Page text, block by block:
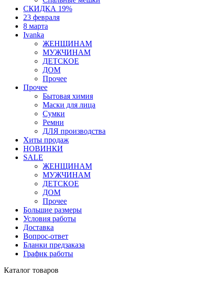
СКИДКА 19%
23 февраля
8 марта
Ivanka
ЖЕНЩИНАМ
МУЖЧИНАМ
ДЕТСКОЕ
ДОМ
Прочее
Прочее
Бытовая химия
Маски для лица
Сумки
Ремни
ДЛЯ производства
Хиты продаж
НОВИНКИ
SALE
ЖЕНЩИНАМ
МУЖЧИНАМ
ДЕТСКОЕ
ДОМ
Прочее
Большие размеры
Условия работы
Доставка
Вопрос-ответ
Бланки предзаказа
График работы
Каталог товаров